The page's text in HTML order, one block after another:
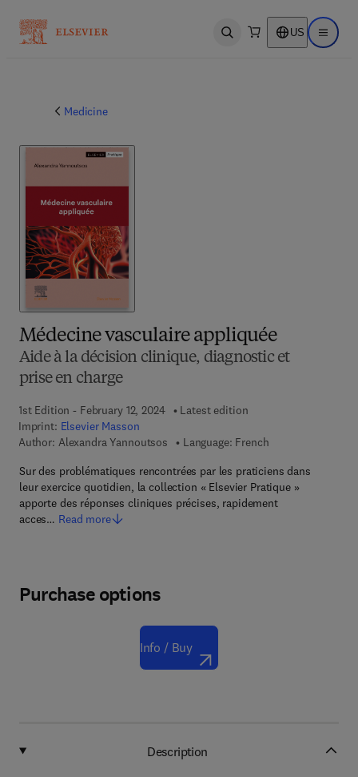
Open search US Open
Medicine
Médecine vasculaire appliquée
Aide à la décision clinique, diagnostic et
prise en charge
1st Edition - February 12, 2024
Latest edition
Imprint: Elsevier Masson
Author: Alexandra Yannoutsos
Language: French
Sur des problématiques rencontrées par les praticiens dans
leur exercice quotidien, la collection « Elsevier Pratique »
apporte des réponses cliniques précises, rapidement
acces… Read more
Purchase options
Info / Buy
Description